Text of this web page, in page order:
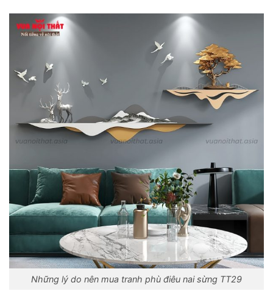
Những lý do nên mua tranh phù điêu nai sừng TT29